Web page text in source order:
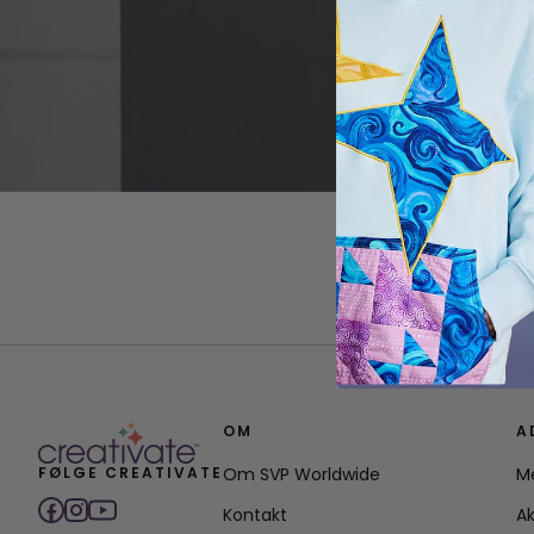
FØLGE CREATIVATE
OM
Om SVP Worldwide
Kontakt